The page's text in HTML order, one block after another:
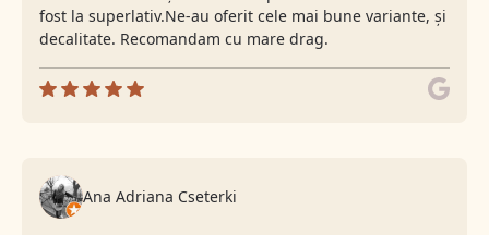
fost la superlativ.Ne-au oferit cele mai bune variante, și
decalitate. Recomandam cu mare drag.
Ana Adriana Cseterki